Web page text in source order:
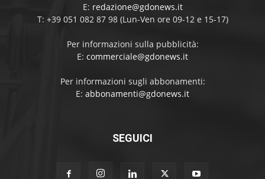
E: redazione@gdonews.it
T: +39 051 082 87 98 (Lun-Ven ore 09-12 e 15-17)
Per informazioni sulla pubblicità:
E: commerciale@gdonews.it
Per informazioni sugli abbonamenti:
E: abbonamenti@gdonews.it
SEGUICI